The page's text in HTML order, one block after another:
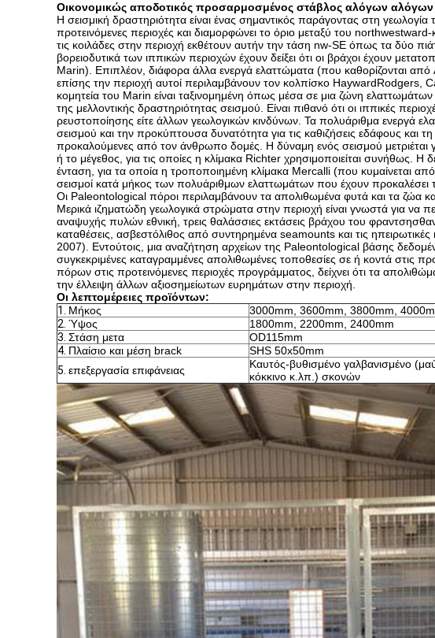
Οικονομικώς αποδοτικός προσαρμοσμένος στάβλος αλόγων
Η σεισμική δραστηριότητα είναι ένας σημαντικός παράγοντας στη
προτεινόμενες περιοχές και διαμορφώνει το όριο μεταξύ του
τις κοιλάδες στην περιοχή εκθέτουν αυτήν την τάση nw-SE όπως τα δύο
βορειοδυτικά των ιππικών περιοχών έχουν δείξει ότι οι βράχοι έχουν
Marin). Επιπλέον, διάφορα άλλα ενεργά ελαττώματα (που καθορίζονται
επίσης την περιοχή αυτοί περιλαμβάνουν τον κολπίσκο
κομητεία του Marin είναι ταξινομημένη όπως μέσα σε μια ζώνη
της μελλοντικής δραστηριότητας σεισμού. Είναι πιθανό ότι οι ιππικές
ρευστοποίησης είτε άλλων γεωλογικών κινδύνων. Τα πολυάριθμα ενεργά
σεισμού και την προκύπτουσα δυνατότητα για τις καθιζήσεις εδάφους
προκαλούμενες από τον άνθρωπο δομές. Η δύναμη ενός σεισμού μετριέται
ή το μέγεθος, για τις οποίες η κλίμακα Richter χρησιμοποιείται συνήθως.
ένταση, για τα οποία η τροποποιημένη κλίμακα Mercalli (που κυμαίνεται από
σεισμοί κατά μήκος των πολυάριθμων ελαττωμάτων που έχουν προκαλέσει
Οι Paleontological πόροι περιλαμβάνουν τα απολιθωμένα φυτά και τα ζώα
Μερικά ιζηματώδη γεωλογικά στρώματα στην περιοχή είναι γνωστά για
αναψυχής πυλών εθνική, τρεις θαλάσσιες εκτάσεις βράχου του
καταθέσεις, ασβεστόλιθος από συντηρημένα seamounts και τις
2007). Εντούτοις, μια αναζήτηση αρχείων της Paleontological βάσης
συγκεκριμένες καταγραμμένες απολιθωμένες τοποθεσίες σε ή κοντά στις
πόρων στις προτεινόμενες περιοχές προγράμματος, δείχνει ότι τα
την έλλειψη άλλων αξιοσημείωτων ευρημάτων στην περιοχή.
Οι λεπτομέρειες προϊόντων:
1. Μήκος
3000mm, 3600mm, 3800mm,
2. Ύψος
1800mm, 2200mm, 2400mm
3. Στάση μετα
OD115mm
4. Πλαίσιο και μέση brack
SHS 50x50mm
5. επεξεργασία επιφάνειας
Καυτός-βυθισμένο γαλβανισμένο
κόκκινο κ.λπ.) σκονών